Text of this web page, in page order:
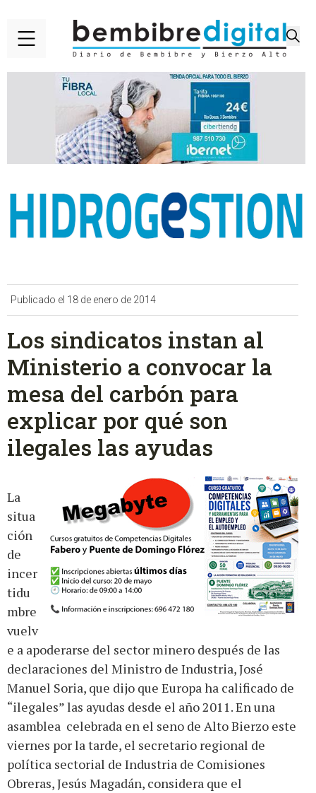
Publicado el 18 de enero de 2014
Los sindicatos instan al
Ministerio a convocar la
mesa del carbón para
explicar por qué son
ilegales las ayudas
La
situa
ción
de
incer
tidu
mbre
vuelv
e a apoderarse del sector minero después de las
declaraciones del Ministro de Industria, José
Manuel Soria, que dijo que Europa ha calificado de
“ilegales” las ayudas desde el año 2011. En una
asamblea celebrada en el seno de Alto Bierzo este
viernes por la tarde, el secretario regional de
política sectorial de Industria de Comisiones
Obreras, Jesús Magadán, considera que el